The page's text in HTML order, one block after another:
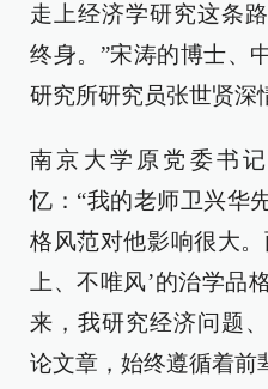
走上经济学研究这条
终身。”宋涛的博士、
研究所研究员张世贤深
南京大学原党委书
忆：“我的老师卫兴华
格风范对他影响很大
上、不唯风’的治学品
来，我研究经济问题
论文章，始终遵循着前